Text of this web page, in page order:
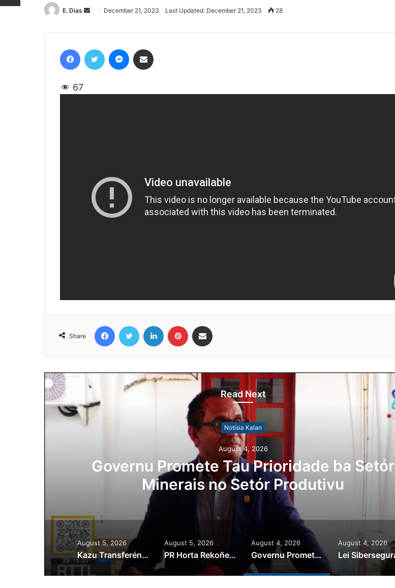
E. Dias
Send
email
December 21, 2023 Last Updated: December 21, 2023 28
67
Share
Read Next
Notísia Kalan
August 4, 2026
Governu Promete Tau Prioridade ba Setór
Minerais no Setór Produtivu
August 5, 2026
Kazu Transferénsia Osan Millaun 42 Husi Singapura, Advogadu Sei Halo Rekursu
August 5, 2026
PR Horta Rekoñese Timoroan Sira Iha Diáspora Nia Kontribuisaun
August 4, 2026
Governu Promete Tau Prioridade ba Setór Minerais no Setór Produtivu
August 4, 2026